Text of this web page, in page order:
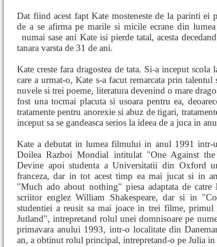
Dat fiind acest fapt Kate mosteneste de la parinti ei
de a se afirma pe marile si micile ecrane din
numai sase ani Kate isi pierde tatal, acesta
tanara varsta de 31 de ani.
Kate creste fara dragostea de tata. Si-a inceput
care a urmat-o, Kate s-a facut remarcata prin
nuvele si trei poeme, literatura devenind o mare
fost una tocmai placuta si usoara pentru ea,
tratamente pentru anorexie si abuz de tigari,
inceput sa se gandeasca serios la ideea de a juca in
Kate a debutat in lumea filmului in anul 1991 intr-
Doilea Razboi Mondial intitulat "One Against
Devine apoi studenta a Universitatii din Oxford
franceza, dar in tot acest timp ea mai jucat si in
"Much ado about nothing" piesa adaptata de catre
scriitor englez William Shakespeare, dar si in
studentiei a reusit sa mai joace in trei filme,
Jutland", intrepretand rolul unei domnisoare pe
primavara anului 1993, intr-o localitate din
an, a obtinut rolul principal, intrepretand-o pe Julia